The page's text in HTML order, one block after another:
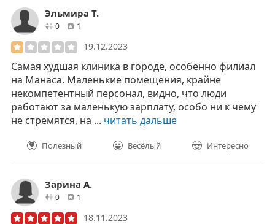
Эльмира Т.
0друзей1
19.12.2023
Самая худшая клиника в городе, особенно филиал
на Манаса. Маленькие помещения, крайне
некомпетентный персонал, видно, что люди
работают за маленькую зарплату, особо ни к чему
не стремятся, на ... читать дальше
Полезный Весёлый Интересно
Зарина А.
0друзей1
18.11.2023